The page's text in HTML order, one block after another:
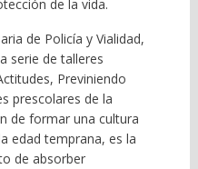
de la vida.
de Policía y Vialidad,
serie de talleres
Previniendo
prescolares de la
de formar una cultura
edad temprana, es la
de absorber